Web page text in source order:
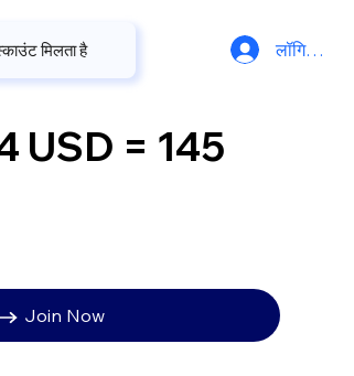
मिलता है लॉगिन करें
USD = 145
Join Now